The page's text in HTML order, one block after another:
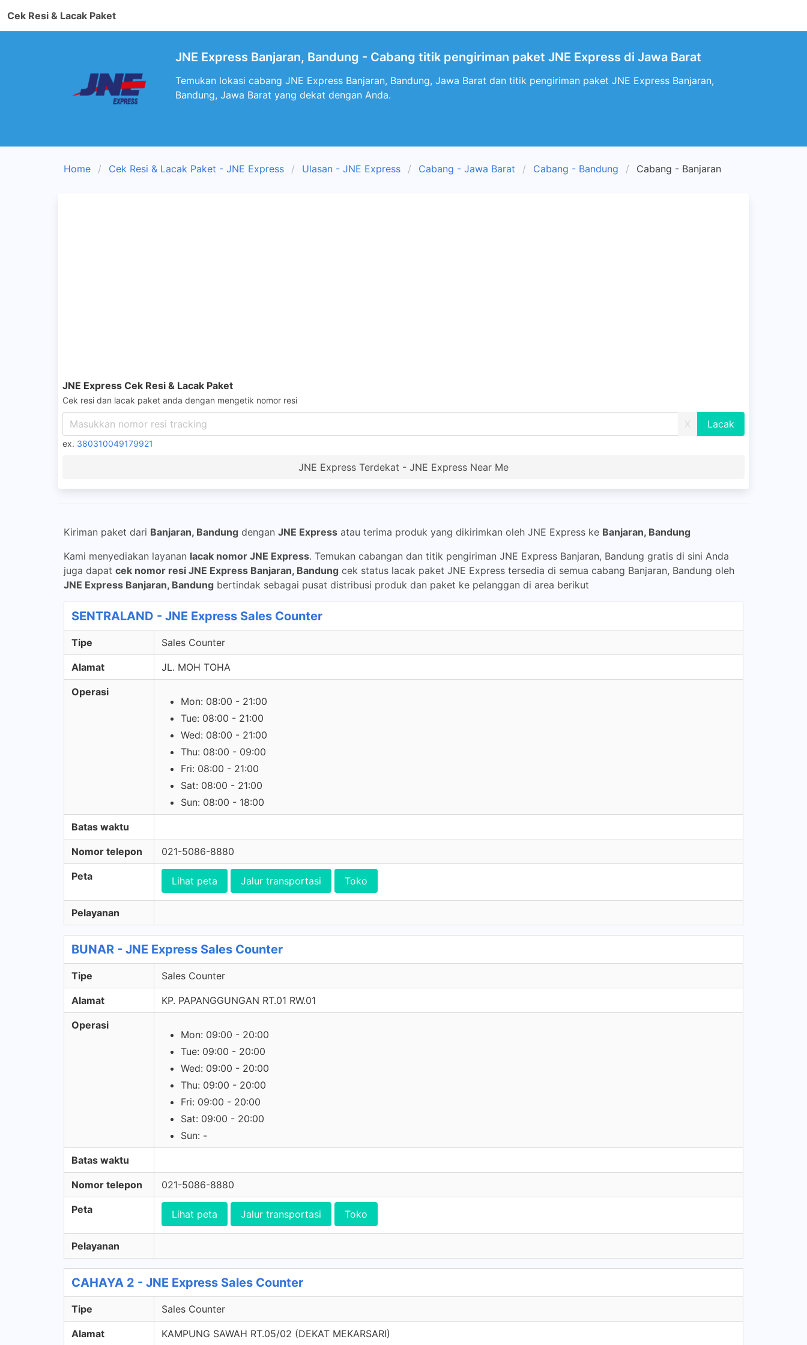
Cek Resi & Lacak Paket
JNE Express Banjaran, Bandung - Cabang titik pengiriman paket JNE Express di Jawa Barat
Temukan lokasi cabang JNE Express Banjaran, Bandung, Jawa Barat dan titik pengiriman paket JNE Express Banjaran,
Bandung, Jawa Barat yang dekat dengan Anda.
Home Cek Resi & Lacak Paket - JNE Express Ulasan - JNE Express Cabang - Jawa Barat Cabang - Bandung Cabang - Banjaran
JNE Express Cek Resi & Lacak Paket
Cek resi dan lacak paket anda dengan mengetik nomor resi
X
ex. 380310049179921
JNE Express Terdekat - JNE Express Near Me
Kiriman paket dari Banjaran, Bandung dengan JNE Express atau terima produk yang dikirimkan oleh JNE Express ke Banjaran, Bandung
Kami menyediakan layanan lacak nomor JNE Express. Temukan cabangan dan titik pengiriman JNE Express Banjaran, Bandung gratis di sini Anda
juga dapat cek nomor resi JNE Express Banjaran, Bandung cek status lacak paket JNE Express tersedia di semua cabang Banjaran, Bandung oleh
JNE Express Banjaran, Bandung bertindak sebagai pusat distribusi produk dan paket ke pelanggan di area berikut
SENTRALAND - JNE Express Sales Counter
Tipe Sales Counter
Alamat JL. MOH TOHA
Operasi
Mon: 08:00 - 21:00
Tue: 08:00 - 21:00
Wed: 08:00 - 21:00
Thu: 08:00 - 09:00
Fri: 08:00 - 21:00
Sat: 08:00 - 21:00
Sun: 08:00 - 18:00
Batas waktu
Nomor telepon 021-5086-8880
Peta Lihat peta Jalur transportasi Toko
Pelayanan
BUNAR - JNE Express Sales Counter
Tipe Sales Counter
Alamat KP. PAPANGGUNGAN RT.01 RW.01
Operasi
Mon: 09:00 - 20:00
Tue: 09:00 - 20:00
Wed: 09:00 - 20:00
Thu: 09:00 - 20:00
Fri: 09:00 - 20:00
Sat: 09:00 - 20:00
Sun: -
Batas waktu
Nomor telepon 021-5086-8880
Peta Lihat peta Jalur transportasi Toko
Pelayanan
CAHAYA 2 - JNE Express Sales Counter
Tipe Sales Counter
Alamat KAMPUNG SAWAH RT.05/02 (DEKAT MEKARSARI)